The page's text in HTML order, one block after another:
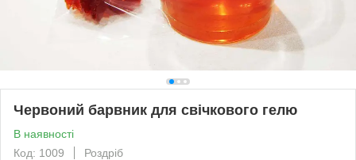
Червоний барвник для свічкового гелю
В наявності
Код: 1009
Роздріб